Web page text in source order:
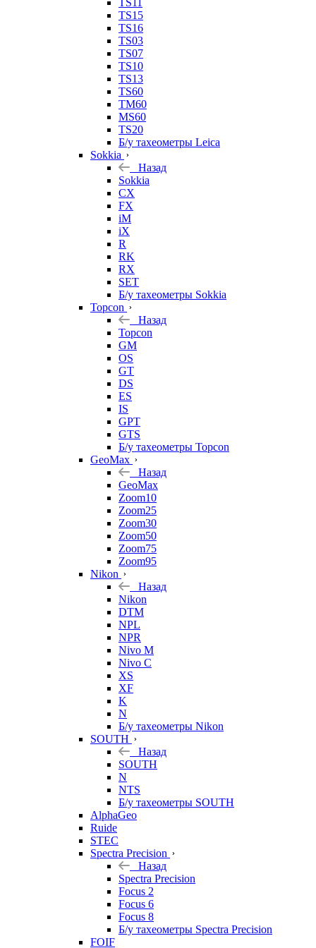
TS11
TS15
TS16
TS03
TS07
TS10
TS13
TS60
TM60
MS60
TS20
Б/у тахеометры Leica
Sokkia
Назад
Sokkia
CX
FX
iM
iX
R
RK
RX
SET
Б/у тахеометры Sokkia
Topcon
Назад
Topcon
GM
OS
GT
DS
ES
IS
GPT
GTS
Б/у тахеометры Topcon
GeoMax
Назад
GeoMax
Zoom10
Zoom25
Zoom30
Zoom50
Zoom75
Zoom95
Nikon
Назад
Nikon
DTM
NPL
NPR
Nivo M
Nivo C
XS
XF
K
N
Б/у тахеометры Nikon
SOUTH
Назад
SOUTH
N
NTS
Б/у тахеометры SOUTH
AlphaGeo
Ruide
STEC
Spectra Precision
Назад
Spectra Precision
Focus 2
Focus 6
Focus 8
Б/у тахеометры Spectra Precision
FOIF